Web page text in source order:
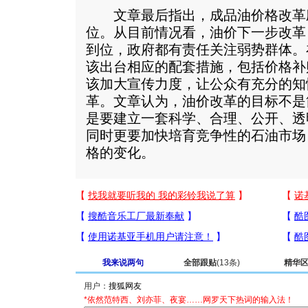
文章最后指出，成品油价格改革
位。从目前情况看，油价下一步改
到位，政府都有责任关注弱势群体
该出台相应的配套措施，包括价格
该加大宣传力度，让公众有充分的
革。文章认为，油价改革的目标不
是要建立一套科学、合理、公开、
同时更要加快培育竞争性的石油市
格的变化。
我来说两句 全部跟贴(13条) 精华区
用户：
*依然范特西、刘亦菲、夜宴……网罗天下热词的输入法！